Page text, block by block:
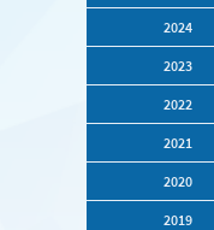
2024
2023
2022
2021
2020
2019